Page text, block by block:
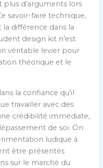
plus d’arguments lors
savoir-faire technique,
la différence dans la
design kit n’est
véritable levier pour
théorique et le
la confiance qu’il
travailler avec des
crédibilité immédiate,
de soi. On
ludique à
être présentés
sur le marché du